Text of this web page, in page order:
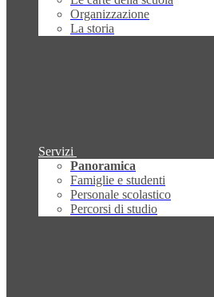
Organizzazione
La storia
Servizi
Panoramica
Famiglie e studenti
Personale scolastico
Percorsi di studio